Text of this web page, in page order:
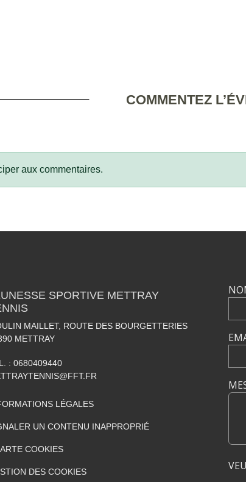
COMMENTEZ
aux commentaires.
SPORTIVE METTRAY
MAILLET, ROUTE DES BOURGETTERIES
METTRAY
: 0680409440
LÉGALES
UN CONTENU INAPPROPRIÉ
COOKIES
DES COOKIES